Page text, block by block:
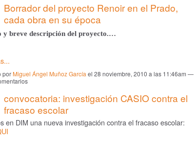
Borrador del proyecto Renoir en el Prado,
cada obra en su época
y breve descripción del proyecto.…
por Miguel Ángel Muñoz García el 28 noviembre, 2010 a las 11:46am —
convocatoria: investigación CASIO contra el
fracaso escolar
en DIM una nueva investigación contra el fracaso escolar: